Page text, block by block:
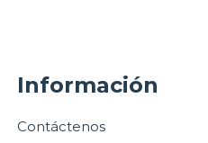
Información
Contáctenos